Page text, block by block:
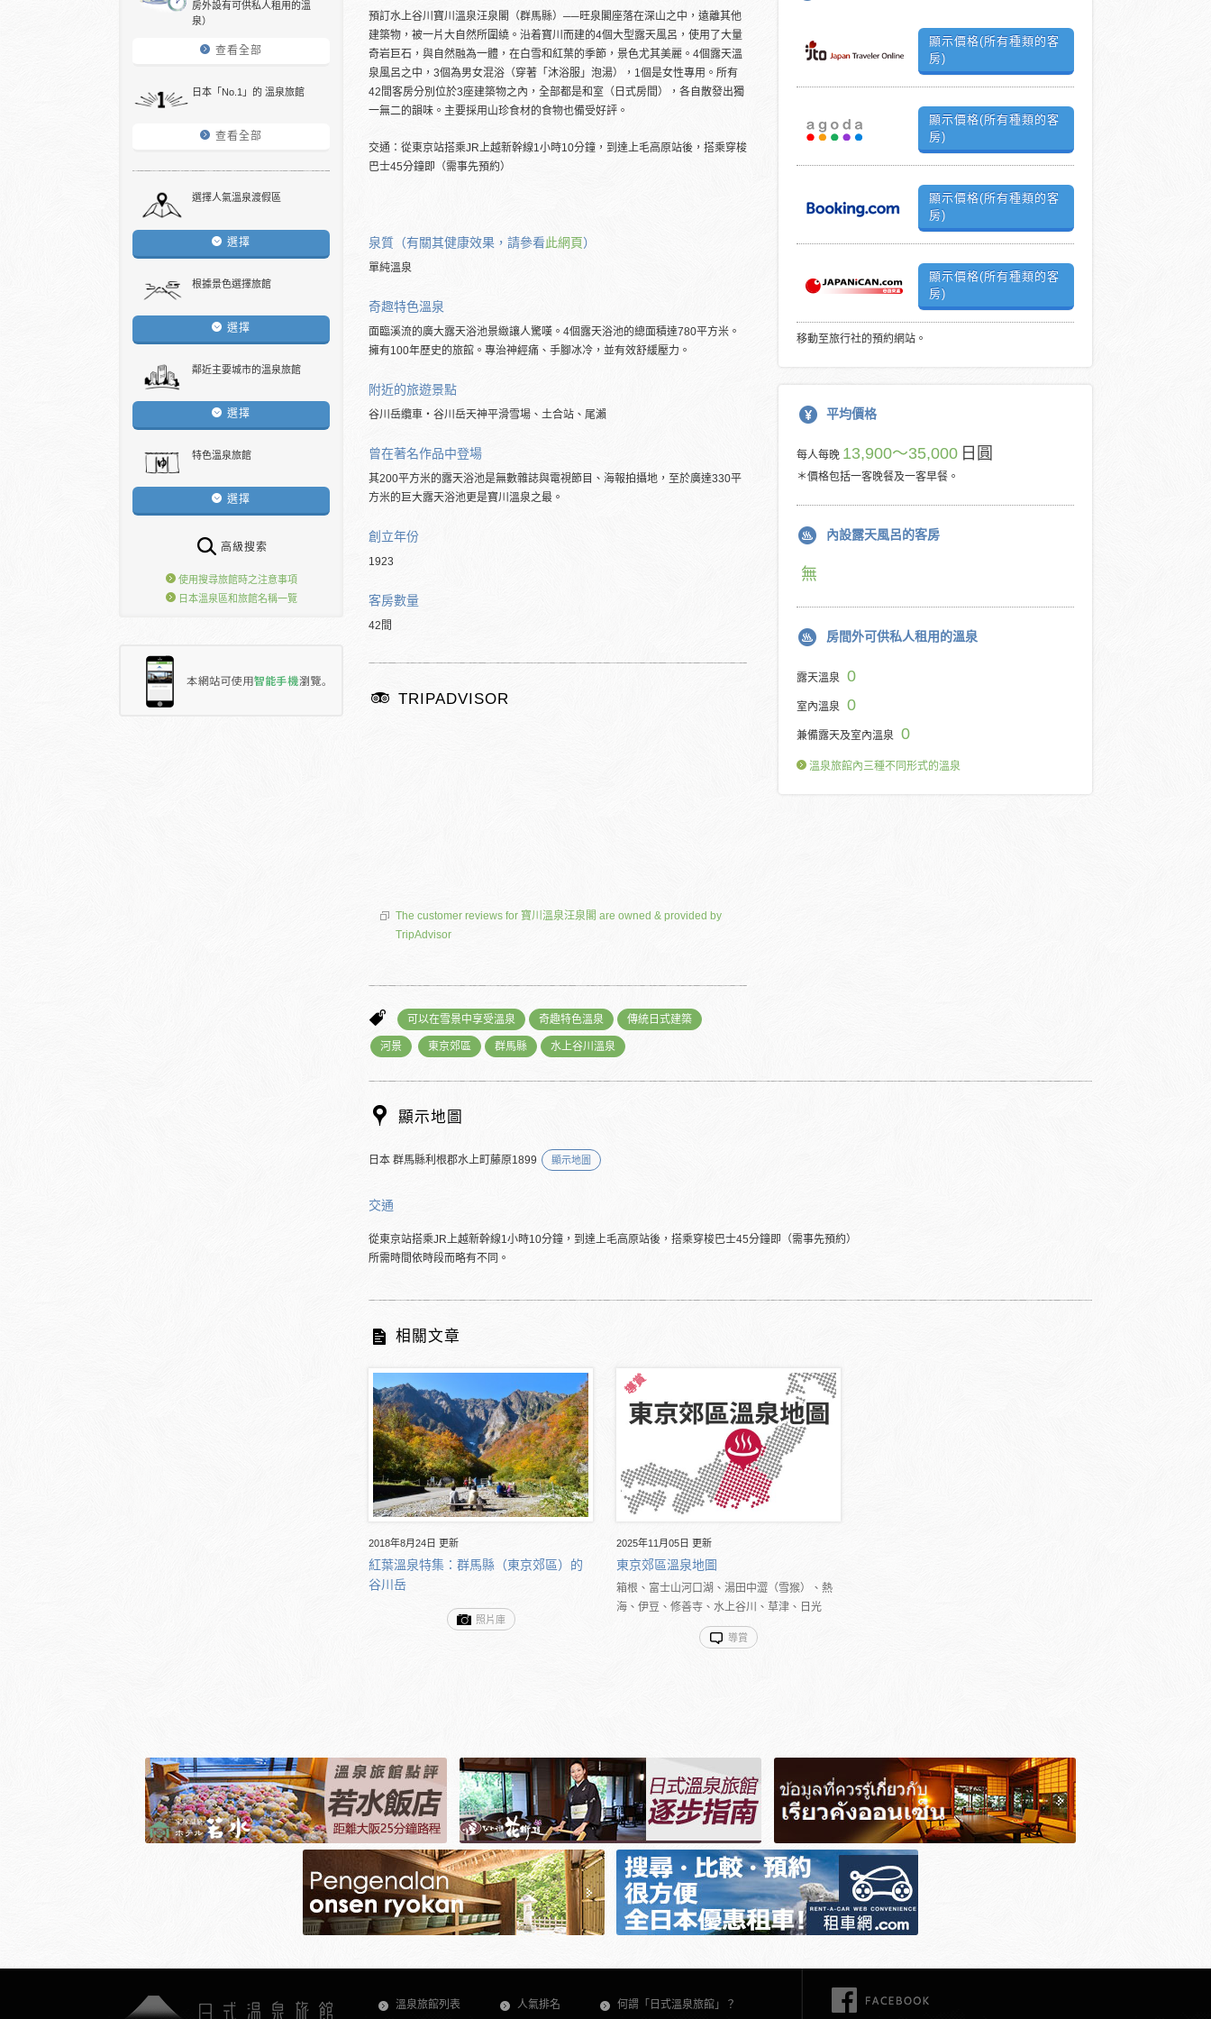
房外設有可供私人租用的溫
泉）
查看全部
日本「No.1」的 溫泉旅館
查看全部
選擇人氣溫泉渡假區
選擇
根據景色選擇旅館
選擇
鄰近主要城市的溫泉旅館
選擇
特色溫泉旅館
選擇
高級搜索
使用搜尋旅館時之注意事項
日本溫泉區和旅館名稱一覽
預訂水上谷川寶川溫泉汪泉閣（群馬縣）──旺泉閣座落在深山之中，遠離其他
建築物，被一片大自然所圍繞。沿着寶川而建的4個大型露天風呂，使用了大量
奇岩巨石，與自然融為一體，在白雪和紅葉的季節，景色尤其美麗。4個露天溫
泉風呂之中，3個為男女混浴（穿著「沐浴服」泡湯），1個是女性專用。所有
42間客房分別位於3座建築物之內，全部都是和室（日式房間），各自散發出獨
一無二的韻味。主要採用山珍食材的食物也備受好評。
交通：從東京站搭乘JR上越新幹線1小時10分鐘，到達上毛高原站後，搭乘穿梭
巴士45分鐘即（需事先預約）
泉質（有關其健康效果，請參看此網頁）
單純溫泉
奇趣特色溫泉
面臨溪流的廣大露天浴池景緻讓人驚嘆。4個露天浴池的總面積達780平方米。
擁有100年歷史的旅館。專治神經痛、手腳冰冷，並有效舒緩壓力。
附近的旅遊景點
谷川岳纜車・谷川岳天神平滑雪場、土合站、尾瀨
曾在著名作品中登場
其200平方米的露天浴池是無數雜誌與電視節目、海報拍攝地，至於廣達330平
方米的巨大露天浴池更是寶川溫泉之最。
創立年份
1923
客房數量
42間
TRIPADVISOR
The customer reviews for 寶川溫泉汪泉閣 are owned & provided by
TripAdvisor
可以在雪景中享受溫泉 奇趣特色溫泉 傳統日式建築
河景 東京郊區 群馬縣 水上谷川溫泉
顯示價格(所有種類的客
房)
顯示價格(所有種類的客
房)
顯示價格(所有種類的客
房)
顯示價格(所有種類的客
房)
移動至旅行社的預約網站。
平均價格
每人每晚 13,900～35,000 日圓
＊價格包括一客晚餐及一客早餐。
內設露天風呂的客房
無
房間外可供私人租用的溫泉
露天溫泉 0
室內溫泉 0
兼備露天及室內溫泉 0
溫泉旅館內三種不同形式的溫泉
顯示地圖
日本 群馬縣利根郡水上町藤原1899 顯示地圖
交通
從東京站搭乘JR上越新幹線1小時10分鐘，到達上毛高原站後，搭乘穿梭巴士45分鐘即（需事先預約）
所需時間依時段而略有不同。
相關文章
2018年8月24日 更新
紅葉溫泉特集：群馬縣（東京郊區）的
谷川岳
照片庫
2025年11月05日 更新
東京郊區溫泉地圖
箱根、富士山河口湖、湯田中澀（雪猴）、熱
海、伊豆、修善寺、水上谷川、草津、日光
導賞
溫泉旅館列表 人氣排名 何謂「日式溫泉旅館」？